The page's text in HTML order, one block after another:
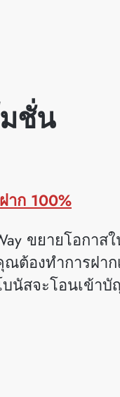
ชั่น
าก 100%
ขยายโอกา
ต้องทำการฝาก
นัสจะโอนเข้า